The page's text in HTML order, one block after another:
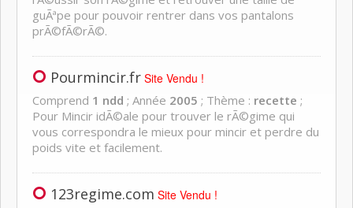
guÃªpe pour pouvoir rentrer dans vos pantalons
prÃ©fÃ©rÃ©.
Pourmincir.fr Site Vendu !
Comprend 1 ndd ; Année 2005 ; Thème : recette ;
Pour Mincir idÃ©ale pour trouver le rÃ©gime qui
vous correspondra le mieux pour mincir et perdre du
poids vite et facilement.
123regime.com Site Vendu !